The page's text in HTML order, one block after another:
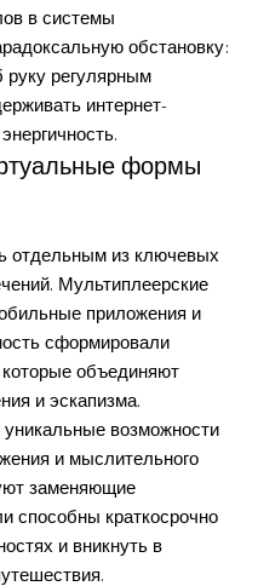
в системы
обстановку:
руку регулярным
интернет-
формы
отдельным из ключевых
Мультиплеерские
приложения и
сформировали
объединяют
и эскапизма.
возможности
и мыслительного
заменяющие
способны краткосрочно
и вникнуть в